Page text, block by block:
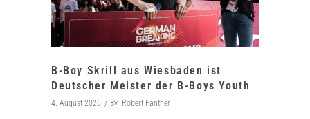
B-Boy Skrill aus Wiesbaden ist
Deutscher Meister der B-Boys Youth
4. August 2026 By Robert Panther